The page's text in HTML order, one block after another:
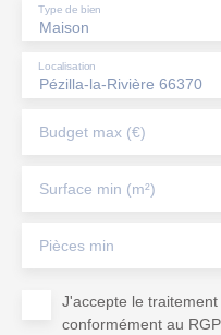
Maison
Type de bien
Pézilla-la-Rivière 66370
Localisation
Budget max (€)
Surface min (m²)
Pièces min
J'accepte le
conformément au